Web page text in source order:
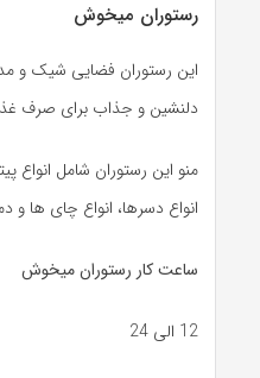
رستوران میخوش
این رستوران فضایی شیک و
دلنشین و جذاب برای صرف
منو این رستوران شامل انواع
انواع دسرها، انواع چای‌ ها
ساعت کار رستوران میخوش
12 الی 24